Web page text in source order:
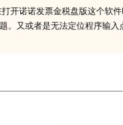
开诺诺发票金税盘版这个软
。又或者是无法定位程序输入